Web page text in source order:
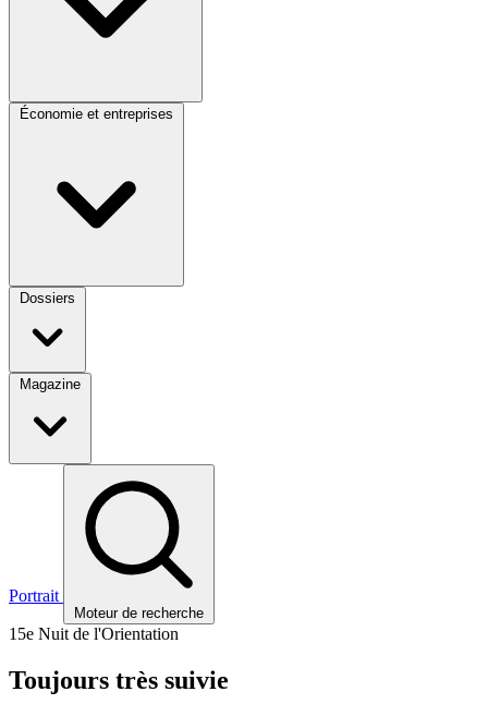
Économie et entreprises
Dossiers
Magazine
Portrait
Moteur de recherche
15e Nuit de l'Orientation
Toujours très suivie